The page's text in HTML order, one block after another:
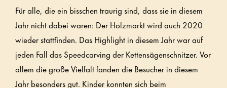
Für alle, die ein bisschen traurig sind, dass sie in diesem
Jahr nicht dabei waren: Der Holzmarkt wird auch 2020
wieder stattfinden. Das Highlight in diesem Jahr war auf
jeden Fall das Speedcarving der Kettensägenschnitzer. Vor
allem die große Vielfalt fanden die Besucher in diesem
Jahr besonders gut. Kinder konnten sich beim